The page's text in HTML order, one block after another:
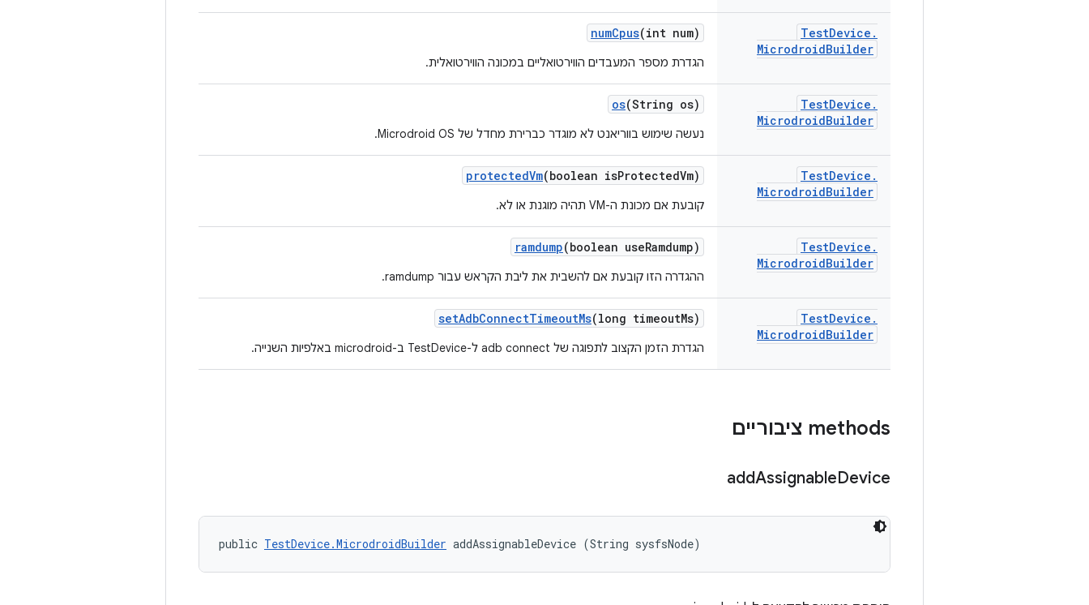
TestDevice .
MicrodroidBuilder
numCpus(int num)
הגדרת מספר המעבדים הווירטואליים במכונה הווירטואלית.
TestDevice .
MicrodroidBuilder
os(String os)
נעשה שימוש בווריאנט לא מוגדר כברירת מחדל של Microdroid OS.
TestDevice .
MicrodroidBuilder
protectedVm(boolean isProtectedVm)
קובעת אם מכונת ה-VM תהיה מוגנת או לא.
TestDevice .
MicrodroidBuilder
ramdump(boolean useRamdump)
ההגדרה הזו קובעת אם להשבית את ליבת הקראש עבור ramdump.
TestDevice .
MicrodroidBuilder
setAdbConnectTimeoutMs(long timeoutMs)
הגדרת הזמן הקצוב לתפוגה של adb connect ל-TestDevice ב-microdroid באלפיות השנייה.
‫methods ציבוריים
addAssignableDevice
public TestDevice.MicrodroidBuilder addAssignableDevice (String sysfsNode)